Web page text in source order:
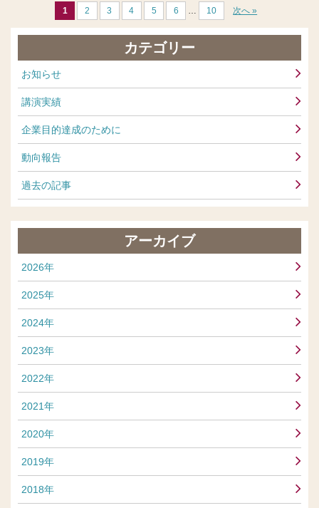
1 2 3 4 5 6 … 10 次へ »
カテゴリー
お知らせ
講演実績
企業目的達成のために
動向報告
過去の記事
アーカイブ
2026年
2025年
2024年
2023年
2022年
2021年
2020年
2019年
2018年